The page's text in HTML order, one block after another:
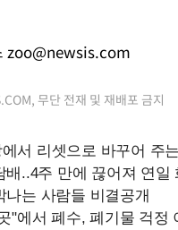
zoo@newsis.com
무단 전재 및 재배포 금지